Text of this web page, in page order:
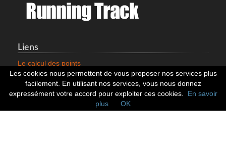
Liens
Le calcul des points
Mentions légales
Nous contacter
Cookies
Statistiques
Les cookies nous permettent de vous proposer nos services plus
facilement. En utilisant nos services, vous nous donnez
expressément votre accord pour exploiter ces cookies.
En savoir
plus
OK